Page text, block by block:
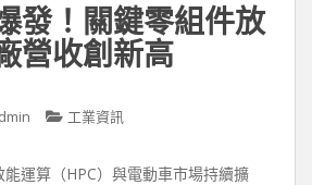
發！關鍵零組件放
營收創新高
工業資訊
運算（HPC）與電動車市場持續擴